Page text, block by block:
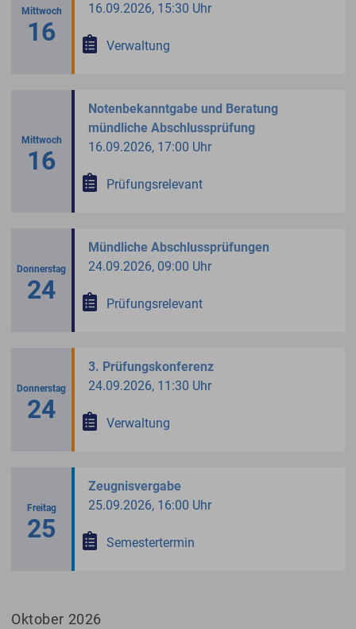
Mittwoch
16
16.09.2026, 15:30 Uhr
Verwaltung
Mittwoch
16
Notenbekanntgabe und Beratung
mündliche Abschlussprüfung
16.09.2026, 17:00 Uhr
Prüfungsrelevant
Donnerstag
24
Mündliche Abschlussprüfungen
24.09.2026, 09:00 Uhr
Prüfungsrelevant
Donnerstag
24
3. Prüfungskonferenz
24.09.2026, 11:30 Uhr
Verwaltung
Freitag
25
Zeugnisvergabe
25.09.2026, 16:00 Uhr
Semestertermin
Oktober 2026